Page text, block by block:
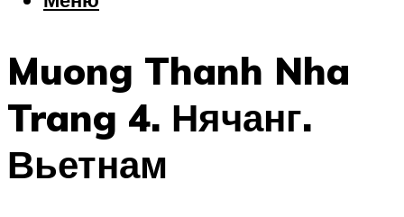
Шоппинг
Что посетить
Меню
Muong Thanh Nha
Trang 4. Нячанг.
Вьетнам